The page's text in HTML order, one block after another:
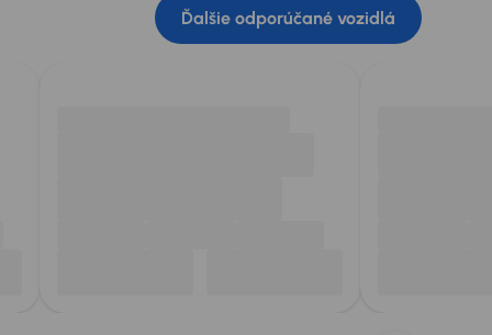
Ďalšie odporúčané vozidlá